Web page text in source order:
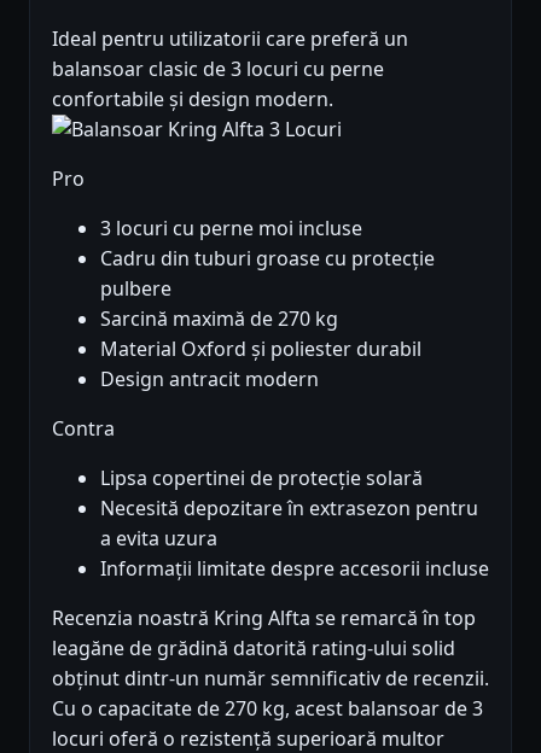
Ideal pentru utilizatorii care preferă un
balansoar clasic de 3 locuri cu perne
confortabile și design modern.
Pro
3 locuri cu perne moi incluse
Cadru din tuburi groase cu protecție
pulbere
Sarcină maximă de 270 kg
Material Oxford și poliester durabil
Design antracit modern
Contra
Lipsa copertinei de protecție solară
Necesită depozitare în extrasezon pentru
a evita uzura
Informații limitate despre accesorii incluse
Recenzia noastră Kring Alfta se remarcă în top
leagăne de grădină datorită rating-ului solid
obținut dintr-un număr semnificativ de recenzii.
Cu o capacitate de 270 kg, acest balansoar de 3
locuri oferă o rezistență superioară multor